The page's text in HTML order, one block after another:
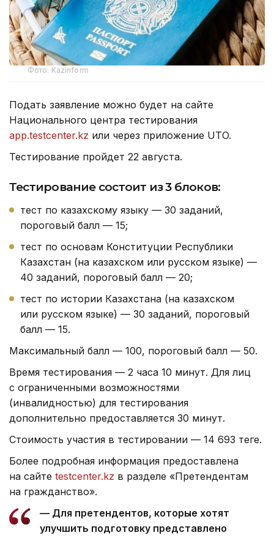
Фото: Kazinform
Подать заявление можно будет на сайте
Национального центра тестирования
app.testcenter.kz или через приложение UTO.
Тестирование пройдет 22 августа.
Тестирование состоит из 3 блоков:
тест по казахскому языку — 30 заданий,
пороговый балл — 15;
тест по основам Конституции Республики
Казахстан (на казахском или русском языке) —
40 заданий, пороговый балл — 20;
тест по истории Казахстана (на казахском
или русском языке) — 30 заданий, пороговый
балл — 15.
Максимальный балл — 100, пороговый балл — 50.
Время тестирования — 2 часа 10 минут. Для лиц
с ограниченными возможностями
(инвалидностью) для тестирования
дополнительно предоставляется 30 минут.
Стоимость участия в тестировании — 14 693 теңге.
Более подробная информация предоставлена
на сайте testcenter.kz в разделе «Претендентам
на гражданство».
— Для претендентов, которые хотят
улучшить подготовку представлено